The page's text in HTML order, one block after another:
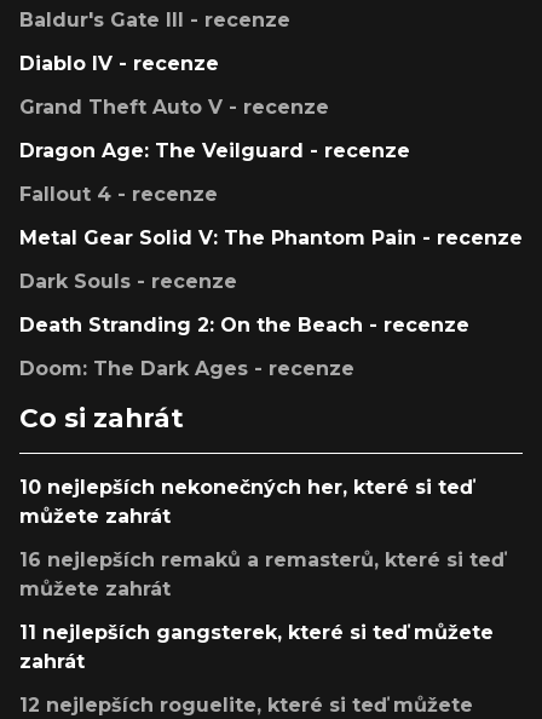
Baldur's Gate III - recenze
Diablo IV - recenze
Grand Theft Auto V - recenze
Dragon Age: The Veilguard - recenze
Fallout 4 - recenze
Metal Gear Solid V: The Phantom Pain - recenze
Dark Souls - recenze
Death Stranding 2: On the Beach - recenze
Doom: The Dark Ages - recenze
Co si zahrát
10 nejlepších nekonečných her, které si teď
můžete zahrát
16 nejlepších remaků a remasterů, které si teď
můžete zahrát
11 nejlepších gangsterek, které si teď můžete
zahrát
12 nejlepších roguelite, které si teď můžete